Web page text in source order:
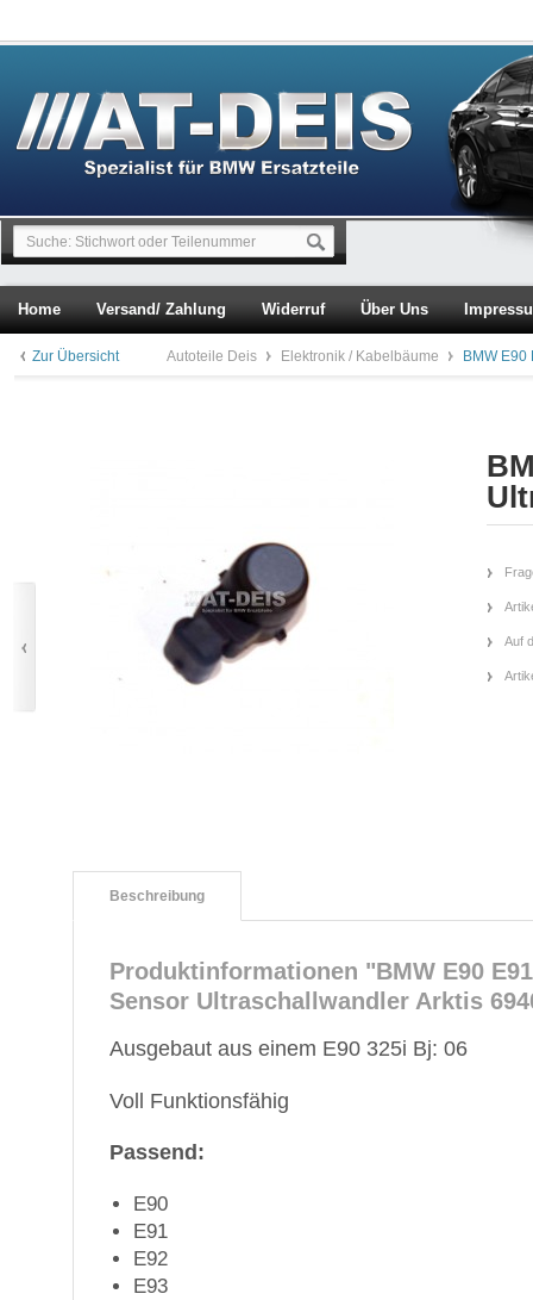
Home Versand/ Zahlung Widerruf Über Uns
Zur Übersicht Autoteile Deis Elektronik / Kabelbäume BMW
Auf
Beschreibung
Produktinformationen "BMW E90
Sensor Ultraschallwandler Arktis
Ausgebaut aus einem E90 325i Bj: 06
Voll Funktionsfähig
Passend:
E90
E91
E92
E93